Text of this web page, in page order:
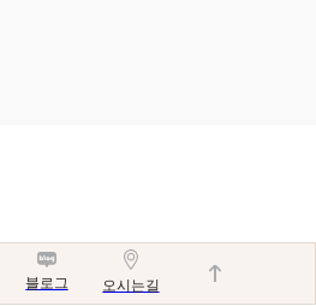
블로그 오시는길